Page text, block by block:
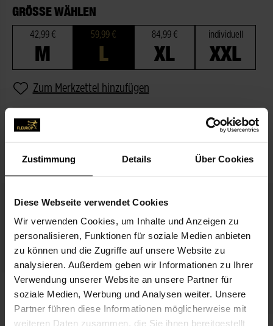
Zustimmung Details Über Cookies
Diese Webseite verwendet Cookies
Wir verwenden Cookies, um Inhalte und Anzeigen zu
personalisieren, Funktionen für soziale Medien anbieten
zu können und die Zugriffe auf unsere Website zu
analysieren. Außerdem geben wir Informationen zu Ihrer
Verwendung unserer Website an unsere Partner für
soziale Medien, Werbung und Analysen weiter. Unsere
Partner führen diese Informationen möglicherweise mit
weiteren Daten zusammen, die Sie ihnen bereitgestellt
GRÖSSE WÄHLEN
42,99 €
M
59,99 €
L
84,99 €
XL
individuell
XXL
Zum Merkzettel hinzufügen
BESCHREIBUNG
PASSEND ZUM BLUMENGRUSS
Ich denk an Dich
3,99 €